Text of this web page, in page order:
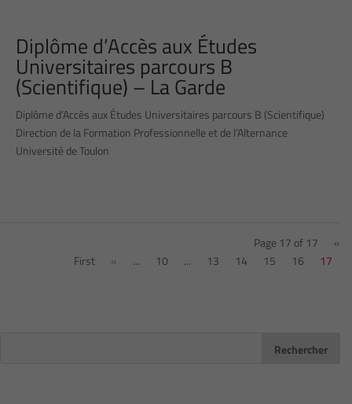
Diplôme d’Accès aux Études
Universitaires parcours B
(Scientifique) – La Garde
Diplôme d’Accès aux Études Universitaires parcours B (Scientifique)
Direction de la Formation Professionnelle et de l’Alternance
Université de Toulon
Page 17 of 17
«
First
« ... 10 ... 13 14 15 16 17